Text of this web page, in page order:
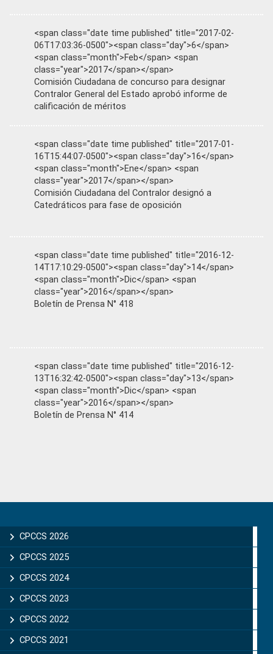
<span class="date time published" title="2017-02-
06T17:03:36-0500"><span class="day">6</span>
<span class="month">Feb</span> <span
class="year">2017</span></span>
Comisión Ciudadana de concurso para designar
Contralor General del Estado aprobó informe de
calificación de méritos
<span class="date time published" title="2017-01-
16T15:44:07-0500"><span class="day">16</span>
<span class="month">Ene</span> <span
class="year">2017</span></span>
Comisión Ciudadana del Contralor designó a
Catedráticos para fase de oposición
<span class="date time published" title="2016-12-
14T17:10:29-0500"><span class="day">14</span>
<span class="month">Dic</span> <span
class="year">2016</span></span>
Boletín de Prensa N° 418
<span class="date time published" title="2016-12-
13T16:32:42-0500"><span class="day">13</span>
<span class="month">Dic</span> <span
class="year">2016</span></span>
Boletín de Prensa N° 414
Sidebar
CPCCS 2026
CPCCS 2025
CPCCS 2024
CPCCS 2023
CPCCS 2022
CPCCS 2021